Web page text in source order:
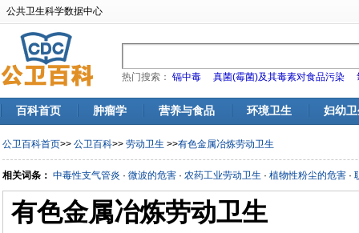
公共卫生科学数据中心
热门搜索： 镉中毒 真菌(霉菌)及其毒素对食品污染
百科首页 肿瘤学 营养与食品 环境卫生 妇幼
公卫百科首页>> 公卫百科>> 劳动卫生 >>有色金属冶炼劳动卫生
相关词条： 中毒性支气管炎 · 微波的危害 · 农药工业劳动卫生 · 植物性粉尘的危害 ·
有色金属冶炼劳动卫生